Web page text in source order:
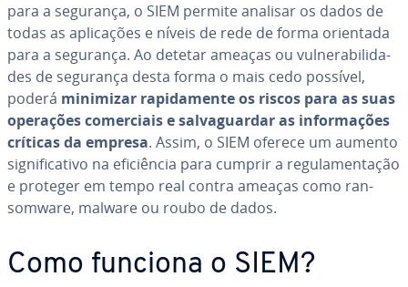
para a segurança, o SIEM permite analisar os dados de
todas as apli­ca­ções e níveis de rede de forma orientada
para a segurança. Ao detetar ameaças ou vul­ne­ra­bi­li­da­
des de segurança desta forma o mais cedo possível,
poderá minimizar ra­pi­da­mente os riscos para as suas
operações co­mer­ci­ais e sal­va­guar­dar as in­for­ma­ções
críticas da empresa. Assim, o SIEM oferece um aumento
sig­ni­fi­ca­tivo na efi­ci­ên­cia para cumprir a re­gu­la­men­ta­ção
e proteger em tempo real contra ameaças como ran­
somware, malware ou roubo de dados.
Como funciona o SIEM?